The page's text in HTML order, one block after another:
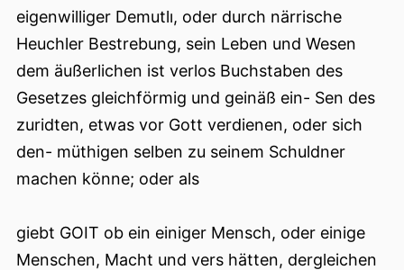
eigenwilliger Demutlı, oder durch närrische
Heuchler Bestrebung, sein Leben und Wesen
dem äußerlichen ist verlos Buchstaben des
Gesetzes gleichförmig und geinäß ein- Sen des
zuridten, etwas vor Gott verdienen, oder sich
den- müthigen selben zu seinem Schuldner
machen könne; oder als
giebt GOIT ob ein einiger Mensch, oder einige
Menschen, Macht und vers hätten, dergleichen